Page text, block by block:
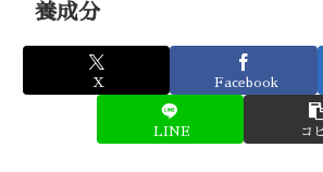
養成分
X Facebook
LINE コ